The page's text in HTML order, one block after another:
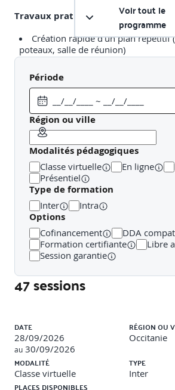
Travaux pratiques
Création rapide d’un plan répétitif
poteaux, salle de réunion)
Utilisation des groupes pour la
Module 2 : Création et gestion de
(5h)
Définition de blocs avec attributs
Création de blocs dynamiques
(longueur, visibilité, rotation)
Extraction d’attributs pour
Outils de palettes de blocs et
Travaux pratiques:
Création d’une bibliothèque de
personnalisés
Intégration dans un projet-type
d’attributs vers Excel
(4h)
Attacher et lier des Xrefs : mode
attachement
Réglage des chemins, calques, et
Gestion des fichiers sources,
Voir tout le
programme
Période
Région ou ville
Modalités pédagogiques
Classe virtuelle En ligne
Présentiel
Type de formation
Inter Intra
Options
Cofinancement
DDA
Formation certifiante
Libre
Session garantie
47 sessions
DATE
28/09/2026
au 30/09/2026
RÉGION OU
Occitanie
MODALITÉ
Classe virtuelle
TYPE
Inter
PLACES DISPONIBLES